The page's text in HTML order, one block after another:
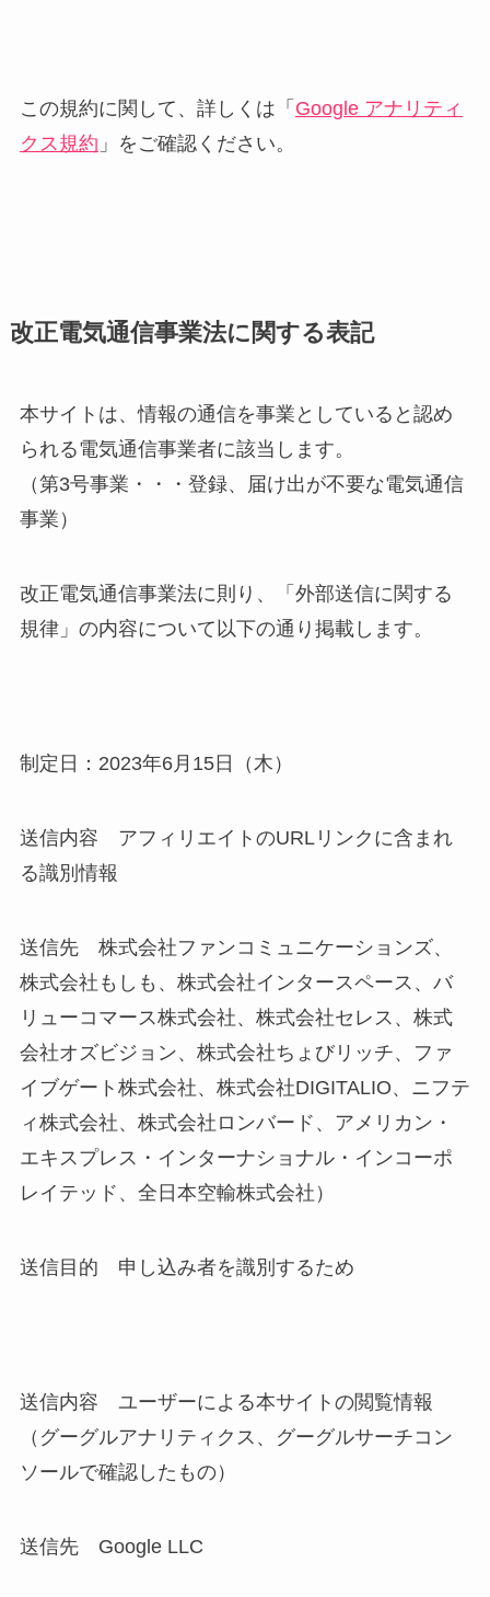
この規約に関して、詳しくは「 Google アナリティ
クス規約 」をご確認ください。
改正電気通信事業法に関する表記
本サイトは、情報の通信を事業としていると認め
られる電気通信事業者に該当します。
（第3号事業・・・登録、届け出が不要な電気通信
事業）
改正電気通信事業法に則り、「外部送信に関する
規律」の内容について以下の通り掲載します。
制定日：2023年6月15日（木）
送信内容 アフィリエイトのURLリンクに含まれ
る識別情報
送信先 株式会社ファンコミュニケーションズ、
株式会社もしも、株式会社インタースペース、バ
リューコマース株式会社、株式会社セレス、株式
会社オズビジョン、株式会社ちょびリッチ、ファ
イブゲート株式会社、株式会社DIGITALIO、ニフテ
ィ株式会社、株式会社ロンバード、アメリカン・
エキスプレス・インターナショナル・インコーポ
レイテッド、全日本空輸株式会社）
送信目的 申し込み者を識別するため
送信内容 ユーザーによる本サイトの閲覧情報
（グーグルアナリティクス、グーグルサーチコン
ソールで確認したもの）
送信先 Google LLC